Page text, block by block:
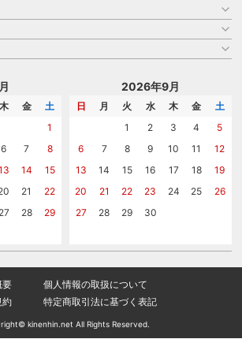
び
する
木 金
土
1
6 7
8
14
15
21
22
27 28
29
2026年9月
日 月 火 水 木 金
土
1
2 3 4
5
6
7 8 9 10 11
12
13
14 15 16 17 18
19
20
21 22 23 24 25
26
27
28 29 30
要
個人情報の取扱について
約
特定商取引法に基づく表記
kinenhin.net All Rights Reserved.